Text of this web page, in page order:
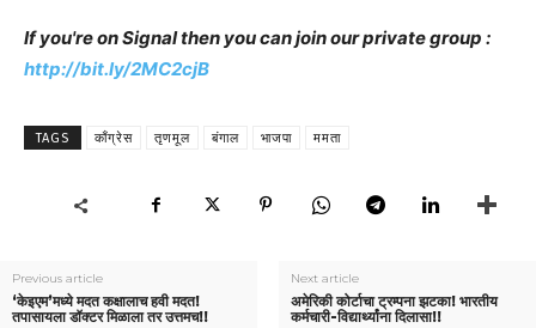
If you're on Signal then you can join our private group :
http://bit.ly/2MC2cjB
TAGS काँग्रेस तृणमूल बंगाल भाजपा ममता
Previous article
‘केइएम’मध्ये मदत कक्षालाच हवी मदत!
तपासायला डॉक्टर मिळाला तर उत्तमच!!
Next article
अमेरिकी कोर्टाचा ट्रम्पना झटका! भारतीय
कर्मचारी-विद्यार्थ्यांना दिलासा!!